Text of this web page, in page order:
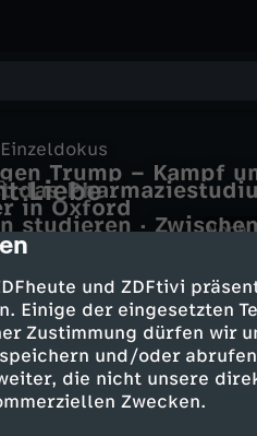
und ZDFtivi
Einige der eingesetzten
Zustimmung dürfen wir
und/oder
die nicht unsere
Zwecken.
Trump – Kampf
das
Noch
…
in Oxford
studieren ·
Liebe
Medizin studieren ·
Erbkrankheiten
bei AfD-
Hamburg - feat.
bei AfD-
an Uni Hamburg
Mehr Inhalte laden